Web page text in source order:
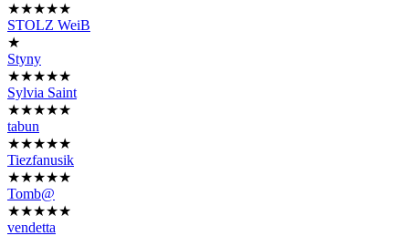
★★★★★
STOLZ WeiB
★
Styny
★★★★★
Sylvia Saint
★★★★★
tabun
★★★★★
Tiezfanusik
★★★★★
Tomb@
★★★★★
vendetta